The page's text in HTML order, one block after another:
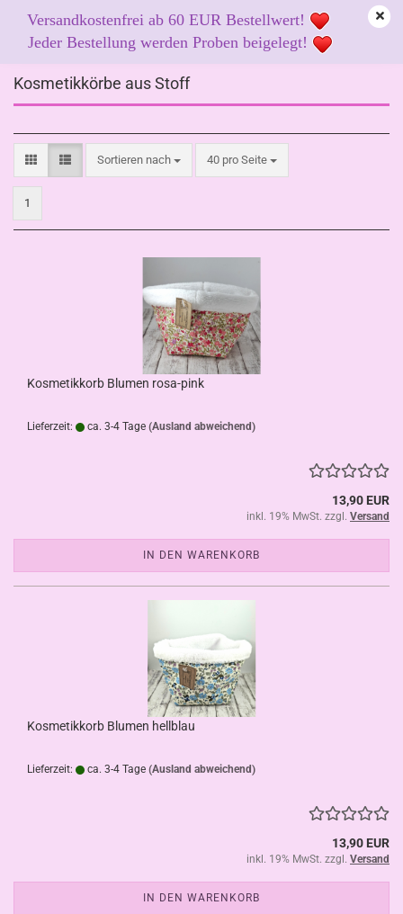
Versandkostenfrei ab 60 EUR Bestellwert!
Jeder Bestellung werden Proben beigelegt!
Kosmetikkörbe aus Stoff
Sortieren nach
Sortieren nach 40 pro Seite
pro Seite
1
Kosmetikkorb Blumen rosa-pink
Lieferzeit: ca. 3-4 Tage (Ausland abweichend)
13,90 EUR
inkl. 19% MwSt. zzgl. Versand
IN DEN WARENKORB
Kosmetikkorb Blumen hellblau
Lieferzeit: ca. 3-4 Tage (Ausland abweichend)
13,90 EUR
inkl. 19% MwSt. zzgl. Versand
IN DEN WARENKORB